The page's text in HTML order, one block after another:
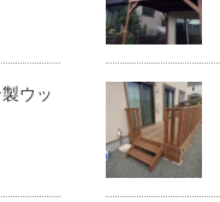
ウッ